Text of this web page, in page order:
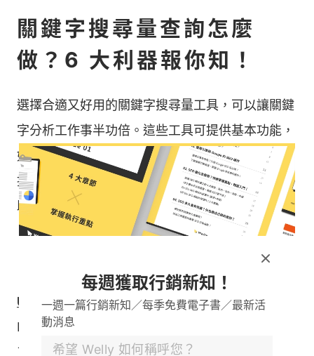
每週獲取行銷新知！
一週一篇行銷新知／每季免費電子書／最新活
動消息
關鍵字搜尋量查詢怎麼
做？6 大利器報你知！
選擇合適又好用的關鍵字搜尋量工具，可以讓關鍵
字分析工作事半功倍。這些工具可提供基本功能，
如關鍵字搜尋量、競爭程度及相關搜尋字，有些還
提供進階功能，包括競爭對手分析和趨勢預測，有
助於讓關鍵字策略更加精準。
Ubersuggest是一款由國際知名 SEO 權威 Neil
Patel 與其行銷團隊共同開發的「線上關鍵字分析
工具」。